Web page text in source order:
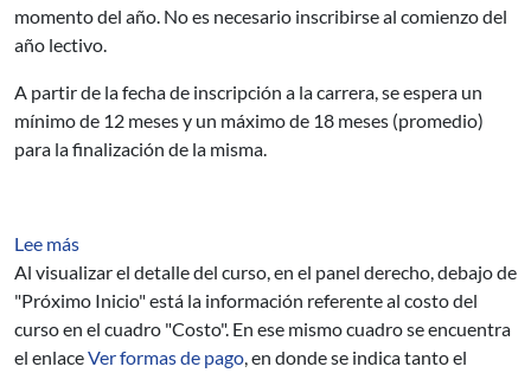
momento del año. No es necesario inscribirse al comienzo del
año lectivo.
A partir de la fecha de inscripción a la carrera, se espera un
mínimo de 12 meses y un máximo de 18 meses (promedio)
para la finalización de la misma.
Lee mássobre ¿De qué formas puedo abonar el costo de un
Al visualizar el detalle del curso, en el panel derecho, debajo de
"Próximo Inicio" está la información referente al costo del
curso en el cuadro "Costo". En ese mismo cuadro se encuentra
el enlaceVer formas de pago, en donde se indica tanto el